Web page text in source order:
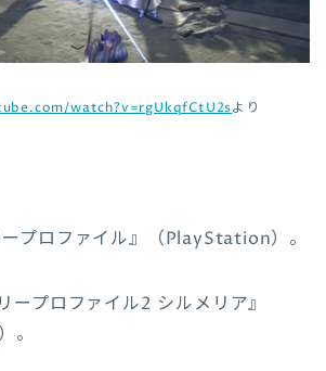
watch?v=rgUkqfCtU2sより
プロファイル』（PlayStation）。
ープロファイル2 シルメリア』
。